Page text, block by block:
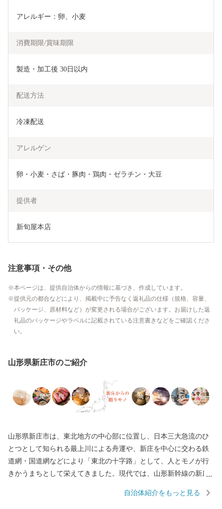
アレルギー：卵、小麦
消費期限/賞味期限
製造・加工後 30日以内
配送方法
冷凍配送
アレルゲン
卵・小麦・さば・豚肉・鶏肉・ゼラチン・大豆
提供者
新旬屋本店
注意事項・その他
本ページは、提供自治体からの情報に基づき、作成しています。
提供元の都合などにより、掲載中に予告なく返礼品の仕様（規格、容量、
パッケージ、原材料など）が変更される場合がございます。お届けした返
礼品のパッケージやラベルに記載されている注意書きなどをご確認くださ
い。
山形県新庄市のご紹介
山形県新庄市は、東北地方の中心部に位置し、日本三大急流のひ
とつとして知られる最上川による舟運や、新庄を中心に交わる鉄
道網・国道網などにより「東北の十字路」として、人とモノが行
きかうまちとして栄えてきました。現代では、山形新幹線の新庄
たことや、近県を結ぶ高速自動車道の中心地として整備が進むな
自治体紹介をもっと見る